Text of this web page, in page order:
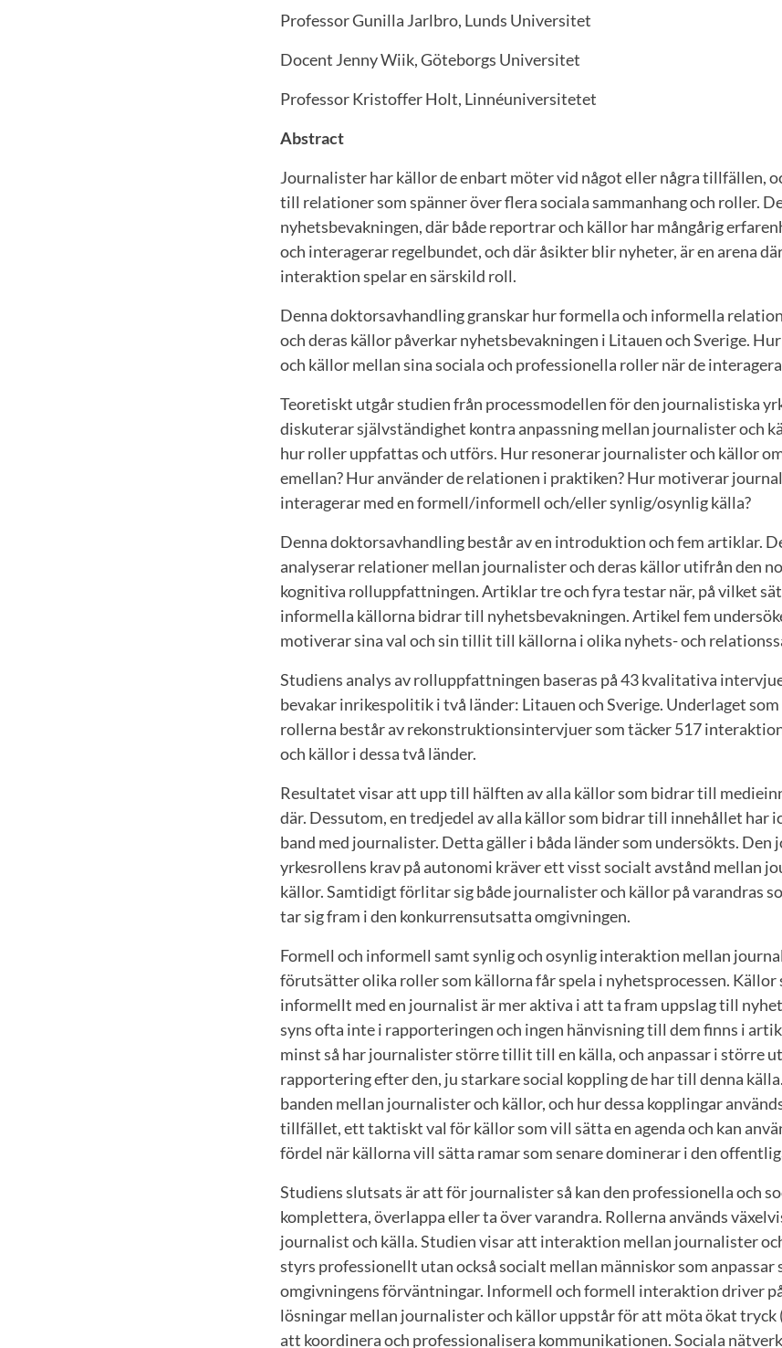
Professor Gunilla Jarlbro, Lunds Universitet
Docent Jenny Wiik, Göteborgs Universitet
Professor Kristoffer Holt, Linnéuniversitetet
Abstract
Journalister har källor de enbart möter vid något eller några tillfällen,
till relationer som spänner över flera sociala sammanhang och roller.
nyhetsbevakningen, där både reportrar och källor har mångårig
och interagerar regelbundet, och där åsikter blir nyheter, är en arena
interaktion spelar en särskild roll.
Denna doktorsavhandling granskar hur formella och informella
och deras källor påverkar nyhetsbevakningen i Litauen och Sverige.
och källor mellan sina sociala och professionella roller när de
Teoretiskt utgår studien från processmodellen för den journalistiska
diskuterar självständighet kontra anpassning mellan journalister och
hur roller uppfattas och utförs. Hur resonerar journalister och källor
emellan? Hur använder de relationen i praktiken? Hur motiverar
interagerar med en formell/informell och/eller synlig/osynlig källa?
Denna doktorsavhandling består av en introduktion och fem artiklar.
analyserar relationer mellan journalister och deras källor utifrån den
kognitiva rolluppfattningen. Artiklar tre och fyra testar när, på vilket
informella källorna bidrar till nyhetsbevakningen. Artikel fem
motiverar sina val och sin tillit till källorna i olika nyhets- och
Studiens analys av rolluppfattningen baseras på 43 kvalitativa
bevakar inrikespolitik i två länder: Litauen och Sverige. Underlaget
rollerna består av rekonstruktionsintervjuer som täcker 517
och källor i dessa två länder.
Resultatet visar att upp till hälften av alla källor som bidrar till
där. Dessutom, en tredjedel av alla källor som bidrar till innehållet har
band med journalister. Detta gäller i båda länder som undersökts. Den
yrkesrollens krav på autonomi kräver ett visst socialt avstånd mellan
källor. Samtidigt förlitar sig både journalister och källor på varandras
tar sig fram i den konkurrensutsatta omgivningen.
Formell och informell samt synlig och osynlig interaktion mellan
förutsätter olika roller som källorna får spela i nyhetsprocessen. Källor
informellt med en journalist är mer aktiva i att ta fram uppslag till
syns ofta inte i rapporteringen och ingen hänvisning till dem finns i
minst så har journalister större tillit till en källa, och anpassar i större
rapportering efter den, ju starkare social koppling de har till denna
banden mellan journalister och källor, och hur dessa kopplingar
tillfället, ett taktiskt val för källor som vill sätta en agenda och kan
fördel när källorna vill sätta ramar som senare dominerar i den
Studiens slutsats är att för journalister så kan den professionella och
komplettera, överlappa eller ta över varandra. Rollerna används
journalist och källa. Studien visar att interaktion mellan journalister
styrs professionellt utan också socialt mellan människor som anpassar
omgivningens förväntningar. Informell och formell interaktion driver
lösningar mellan journalister och källor uppstår för att möta ökat tryck
att koordinera och professionalisera kommunikationen. Sociala